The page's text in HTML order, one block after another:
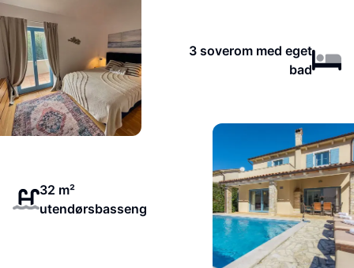
3 soverom med eget
bad
32 m²
utendørsbasseng